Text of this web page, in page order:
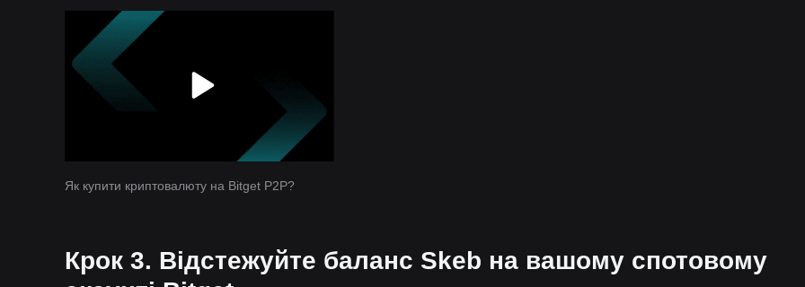
Як купити криптовалюту на Bitget P2P?
Крок 3. Відстежуйте баланс Skeb на вашому спотовому